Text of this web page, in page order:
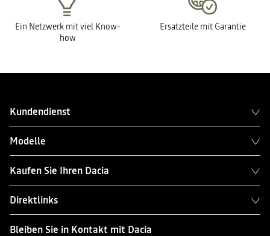
Ein Netzwerk mit viel Know-
how
Ersatzteile mit Garantie
Kundendienst
Modelle
Kaufen Sie Ihren Dacia
Direktlinks
Bleiben Sie in Kontakt mit Dacia